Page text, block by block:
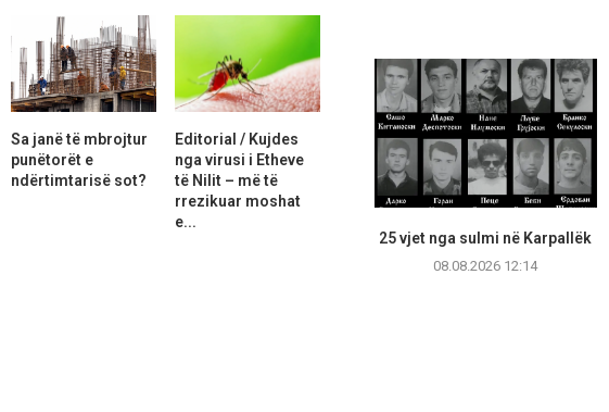
25 vjet nga sulmi në Karpallëk
08.08.2026 12:14
Sa janë të mbrojtur
punëtorët e
ndërtimtarisë sot?
Editorial / Kujdes
nga virusi i Etheve
të Nilit – më të
rrezikuar moshat
e...